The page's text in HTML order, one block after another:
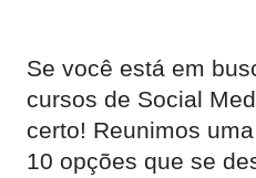
Se você está em
cursos de Social
certo! Reunimos
10 opções que se